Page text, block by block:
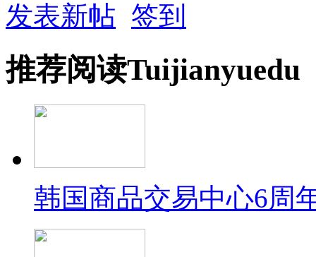
发表新帖 签到
推荐阅读Tuijianyuedu
韩国商品交易中心6周